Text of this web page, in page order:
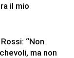
il mio
“Non
ma non